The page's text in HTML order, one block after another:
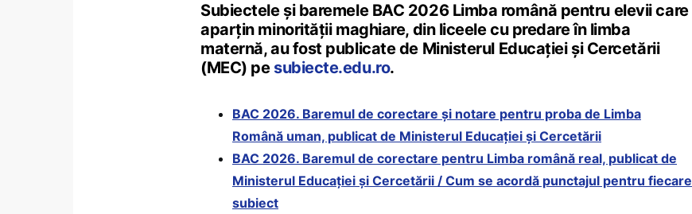
Subiectele și baremele BAC 2026 Limba română pentru elevii care
aparțin minorității maghiare, din liceele cu predare în limba
maternă, au fost publicate de Ministerul Educației și Cercetării
(MEC) pe subiecte.edu.ro.
BAC 2026. Baremul de corectare și notare pentru proba de Limba
Română uman, publicat de Ministerul Educației și Cercetării
BAC 2026. Baremul de corectare pentru Limba română real, publicat de
Ministerul Educației și Cercetării / Cum se acordă punctajul pentru fiecare
subiect